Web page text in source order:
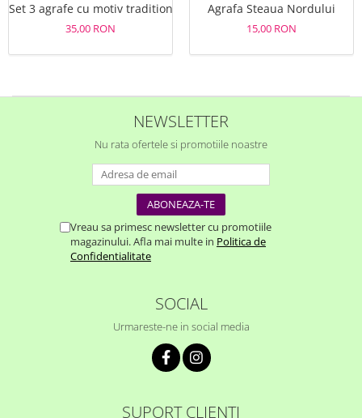
Set 3 agrafe cu motiv traditional
35,00 RON
Agrafa Steaua Nordului
15,00 RON
NEWSLETTER
Nu rata ofertele si promotiile noastre
Vreau sa primesc newsletter cu promotiile
magazinului. Afla mai multe in Politica de
Confidentialitate
SOCIAL
Urmareste-ne in social media
SUPORT CLIENTI